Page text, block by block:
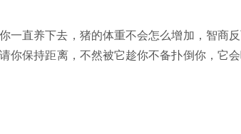
一直养下去，猪的体重不会怎么增加，智商
你保持距离，不然被它趁你不备扑倒你，它